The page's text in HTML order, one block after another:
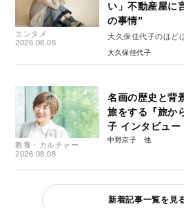
エンタメ
2026.08.08
い」不動産屋に
の事情”
大久保佳代子のほど
大久保佳代子
教養・カルチャー
2026.08.08
名画の歴史と背
旅をする『旅か
子 インタビュー
中野京子
新着記事一覧を見